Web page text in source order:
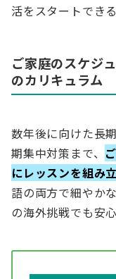
活をスタートでき
ご家庭のスケジ
のカリキュラム
数年後に向けた長
期集中対策まで、
にレッスンを組み
語の両方で細やか
の海外挑戦でも安